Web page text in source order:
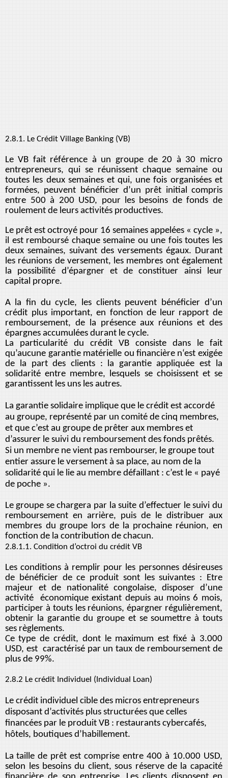
2.8.1. Le Crédit Village Banking (VB)
Le VB fait référence à un groupe de 20 à 30 micro
entrepreneurs, qui se réunissent chaque semaine ou
toutes les deux semaines et qui, une fois organisées et
formées, peuvent bénéficier d’un prêt initial compris
entre 500 à 200 USD, pour les besoins de fonds de
roulement de leurs activités productives.
Le prêt est octroyé pour 16 semaines appelées « cycle »,
il est remboursé chaque semaine ou une fois toutes les
deux semaines, suivant des versements égaux. Durant
les réunions de versement, les membres ont également
la possibilité d’épargner et de constituer ainsi leur
capital propre.
A la fin du cycle, les clients peuvent bénéficier d’un
crédit plus important, en fonction de leur rapport de
remboursement, de la présence aux réunions et des
épargnes accumulées durant le cycle.
La particularité du crédit VB consiste dans le fait
qu’aucune garantie matérielle ou financière n‘est exigée
de la part des clients : la garantie appliquée est la
solidarité entre membre, lesquels se choisissent et se
garantissent les uns les autres.
La garantie solidaire implique que le crédit est accordé
au groupe, représenté par un comité de cinq membres,
et que c’est au groupe de prêter aux membres et
d’assurer le suivi du remboursement des fonds prêtés.
Si un membre ne vient pas rembourser, le groupe tout
entier assure le versement à sa place, au nom de la
solidarité qui le lie au membre défaillant : c’est le « payé
de poche ».
Le groupe se chargera par la suite d’effectuer le suivi du
remboursement en arrière, puis de le distribuer aux
membres du groupe lors de la prochaine réunion, en
fonction de la contribution de chacun.
2.8.1.1. Condition d’octroi du crédit VB
Les conditions à remplir pour les personnes désireuses
de bénéficier de ce produit sont les suivantes : Etre
majeur et de nationalité congolaise, disposer d’une
activité économique existant depuis au moins 6 mois,
participer à touts les réunions, épargner régulièrement,
obtenir la garantie du groupe et se soumettre à touts
ses règlements.
Ce type de crédit, dont le maximum est fixé à 3.000
USD, est caractérisé par un taux de remboursement de
plus de 99%.
2.8.2 Le crédit Individuel (Individual Loan)
Le crédit individuel cible des micros entrepreneurs
disposant d’activités plus structurées que celles
financées par le produit VB : restaurants cybercafés,
hôtels, boutiques d’habillement.
La taille de prêt est comprise entre 400 à 10.000 USD,
selon les besoins du client, sous réserve de la capacité